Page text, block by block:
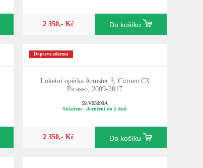
2 350,- Kč Do košíku
Doprava zdarma
Loketní opěrka Armster 3, Citroen C3
Picasso, 2009-2017
59.V05099A
Skladem - doručení do 2 dnů
2 350,- Kč Do košíku